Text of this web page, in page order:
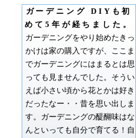
ガーデニング DIYも初
めて5年が経ちました。
ガーデニングをやり始めたきっ
かけは家の購入ですが、ここま
でガーデニングにはまるとは思
っても見ませんでした。そうい
えば小さい頃から花とかは好き
だったなー・・昔を思い出しま
す。ガーデニングの醍醐味はな
んといっても自分で育てる！自